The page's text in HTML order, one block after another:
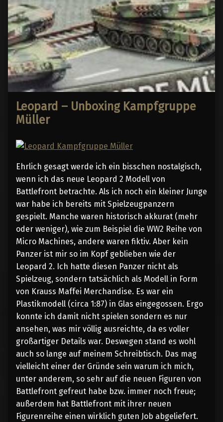
Leopard – Unboxing Kampfgruppe
Müller
Ehrlich gesagt werde ich ein bisschen nostalgisch,
wenn ich das neue Leopard 2 Modell von
Battlefront betrachte. Als ich noch ein kleiner Junge
war habe ich bereits mit Spielzeugpanzern
gespielt. Manche waren historisch akkurat (mehr
oder weniger), wie zum Beispiel die WW2 Reihe von
Micro Machines, andere waren fiktiv. Aber kein
Panzer ist mir so im Kopf geblieben wie der
Leopard 2. Ich hatte diesen Panzer nicht als
Spielzeug, sondern tatsächlich als Modell in Form
von Krauss Maffei Merchandise. Es war ein
Plastikmodell (circa 1:87) in Glas eingegossen. Ergo
konnte ich damit nicht spielen sondern es nur
ansehen, was mir völlig ausreichte, da es voller
großartiger Details war. Deswegen stand es wohl
auch so lange auf meinem Schreibtisch. Das mag
vielleicht einer der Gründe sein warum ich mich,
unter anderem, so sehr auf die neuen Figuren von
Battlefront gefreut habe bzw. immer noch freue;
außerdem hat Battlefront mit ihrer neuen
Figurenreihe einen wirklich guten Job abgeliefert.